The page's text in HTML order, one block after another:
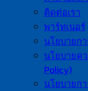
ติดต่อเรา
พาร์ทเนอร์
นโยบายก
นโยบายค
Policy)
นโยบายก